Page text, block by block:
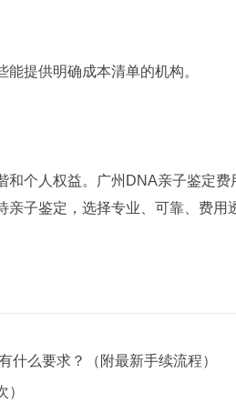
提供明确成本清单的机构。
人权益。广州DNA亲子鉴定费
子鉴定，选择专业、可靠、费
什么要求？（附最新手续流程）